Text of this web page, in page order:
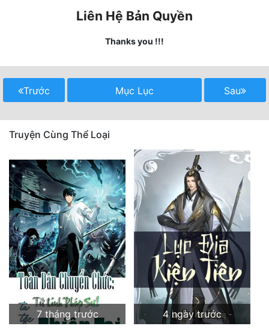
Mỹ Thực
Ngược
Nữ Cường
Nữ Phụ
Phong Thủy - Tâm Linh
Phương Tây
Phản Phái
Quan Trường
Liên Hệ Bản Quyền
Thanks you !!!
Trước Mục Lục Sau
Truyện Cùng Thể Loại
7 tháng trước
4 ngày trước